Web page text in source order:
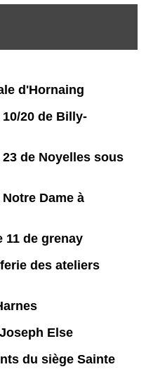
d'Hornaing
20 de Billy-
de Noyelles sous
Dame à
11 de grenay
des ateliers
Else
du siège Sainte